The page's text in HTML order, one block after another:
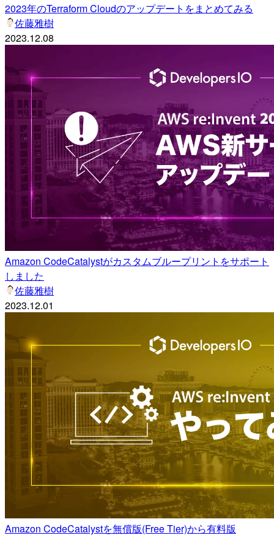
2023年のTerraform Cloudのアップデートをまとめてみる
佐藤雅樹
2023.12.08
Amazon CodeCatalystがカスタムブループリントをサポート
しました
佐藤雅樹
2023.12.01
Amazon CodeCatalystを無償版(Free Tier)から有料版